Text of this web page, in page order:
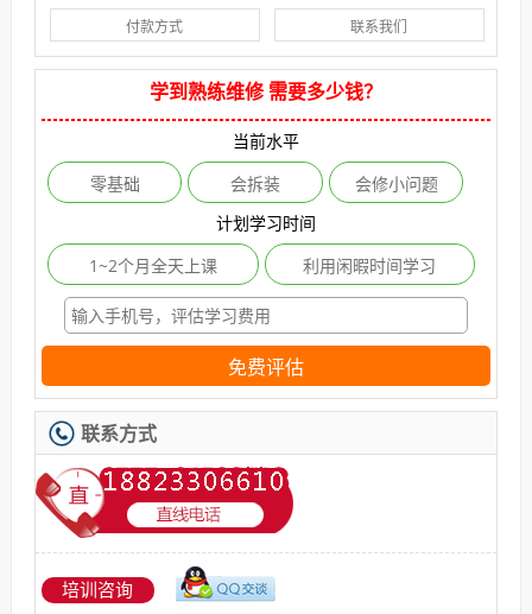
付款方式 联系我们
学到熟练维修 需要多少钱？
当前水平
零基础
会拆装
会修小问题
计划学习时间
1~2个月全天上课
利用闲暇时间学习
免费评估
联系方式
培训咨询